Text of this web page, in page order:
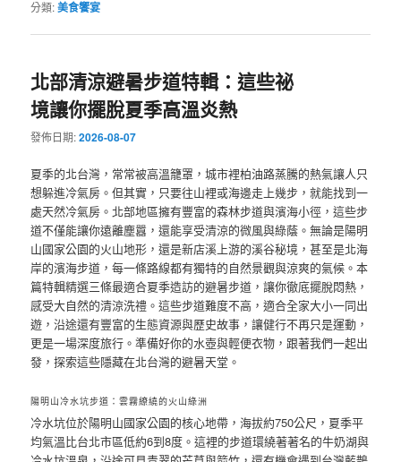
分類:美食饗宴
北部清涼避暑步道特輯：這些祕
境讓你擺脫夏季高溫炎熱
發佈日期:2026-08-07
夏季的北台灣，常常被高溫籠罩，城市裡柏油路蒸騰的熱氣讓人只
想躲進冷氣房。但其實，只要往山裡或海邊走上幾步，就能找到一
處天然冷氣房。北部地區擁有豐富的森林步道與濱海小徑，這些步
道不僅能讓你遠離塵囂，還能享受清涼的微風與綠蔭。無論是陽明
山國家公園的火山地形，還是新店溪上游的溪谷秘境，甚至是北海
岸的濱海步道，每一條路線都有獨特的自然景觀與涼爽的氣候。本
篇特輯精選三條最適合夏季造訪的避暑步道，讓你徹底擺脫悶熱，
感受大自然的清涼洗禮。這些步道難度不高，適合全家大小一同出
遊，沿途還有豐富的生態資源與歷史故事，讓健行不再只是運動，
更是一場深度旅行。準備好你的水壺與輕便衣物，跟著我們一起出
發，探索這些隱藏在北台灣的避暑天堂。
陽明山冷水坑步道：雲霧繚繞的火山綠洲
冷水坑位於陽明山國家公園的核心地帶，海拔約750公尺，夏季平
均氣溫比台北市區低約6到8度。這裡的步道環繞著著名的牛奶湖與